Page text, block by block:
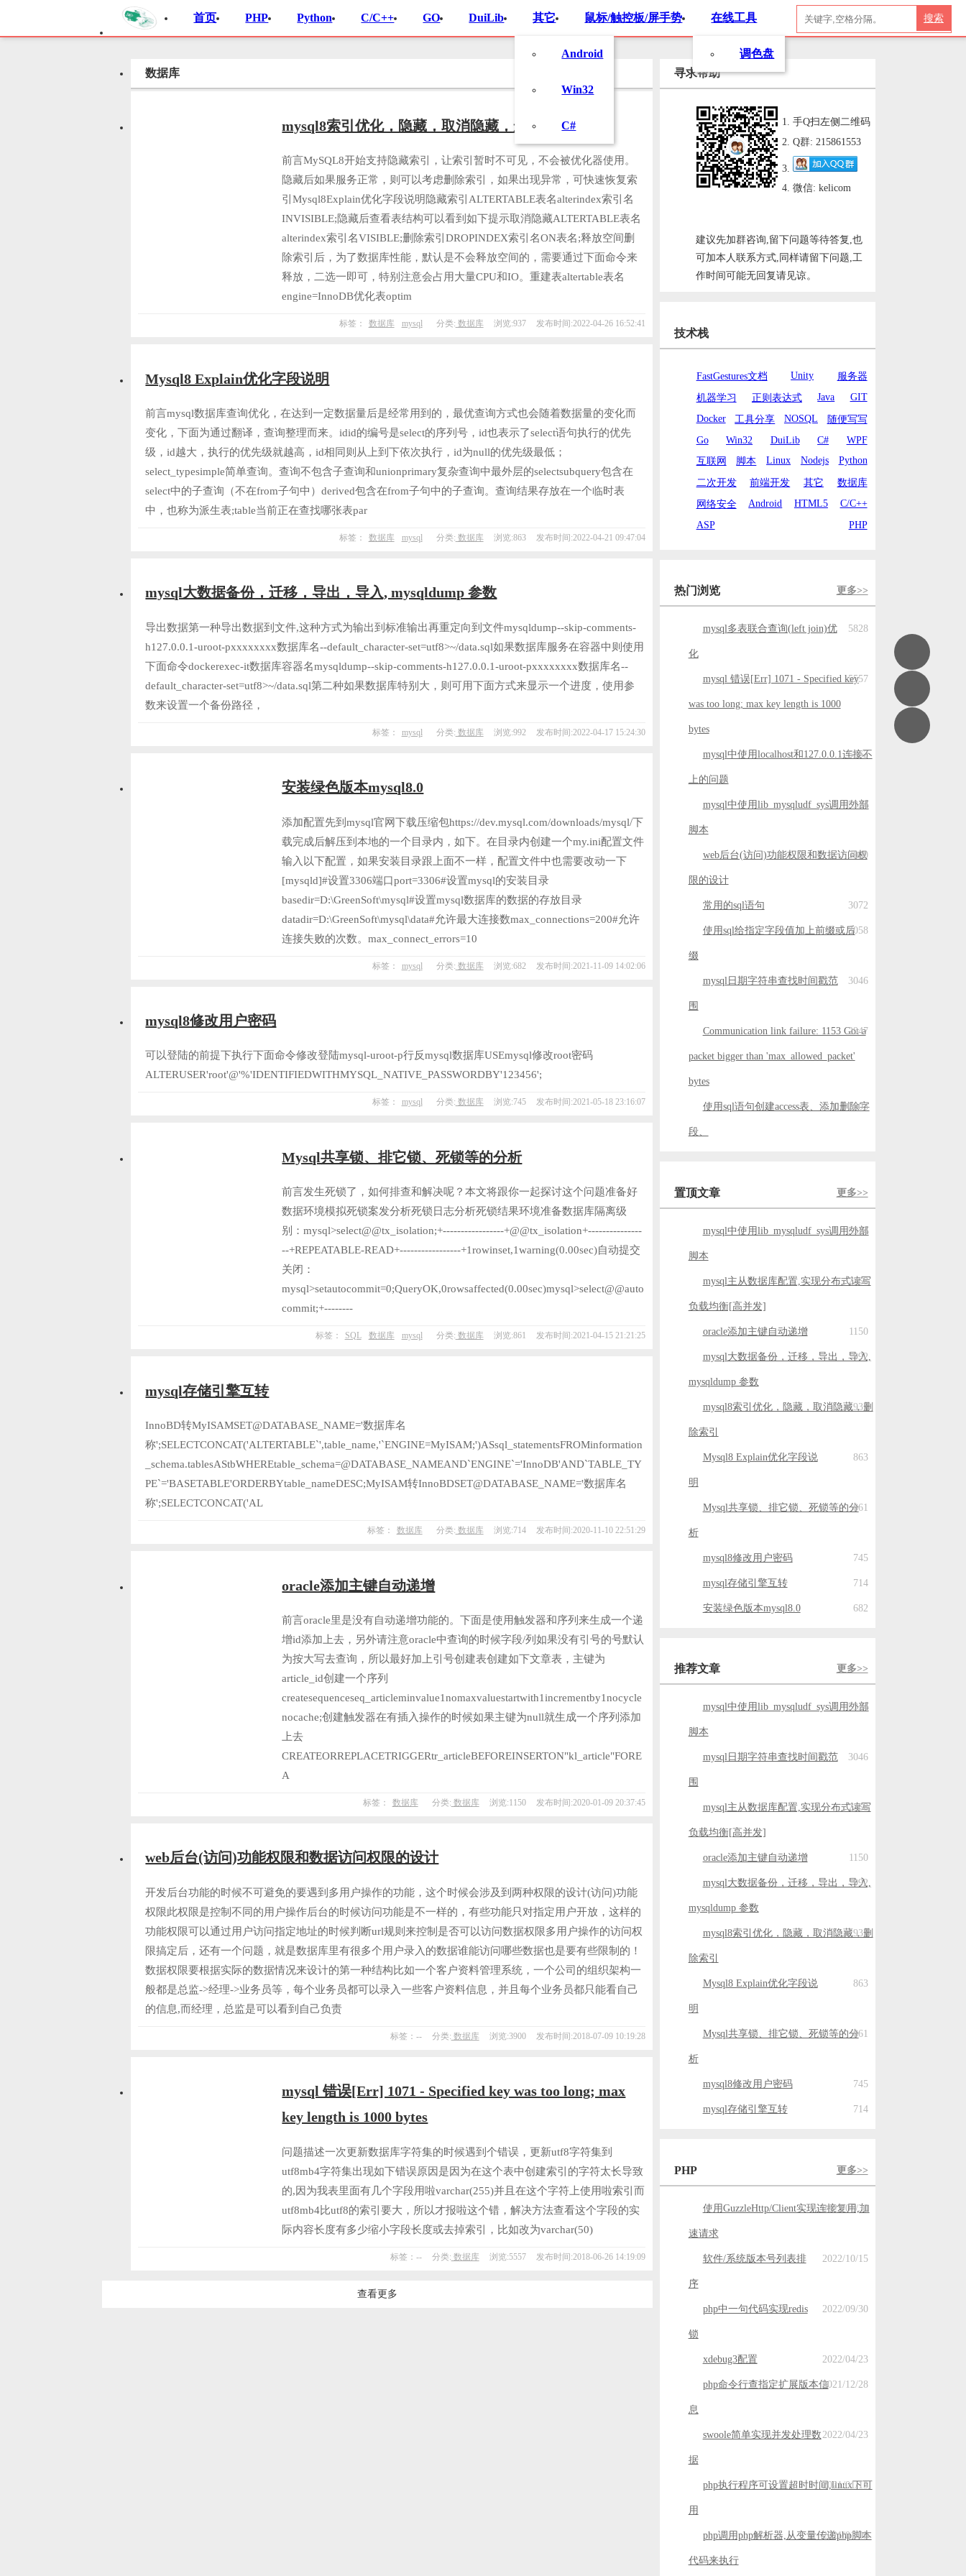
首页 PHP Python C/C++ GO DuiLib 其它
Android
Win32
C#
鼠标/触控板/屏手势 在线工具
调色盘
搜索
数据库
mysql8索引优化，隐藏，取消隐藏，删除索引
前言MySQL8开始支持隐藏索引，让索引暂时不可见，不会被优化器使用。
隐藏后如果服务正常，则可以考虑删除索引，如果出现异常，可快速恢复索
引Mysql8Explain优化字段说明隐藏索引ALTERTABLE表名alterindex索引名
INVISIBLE;隐藏后查看表结构可以看到如下提示取消隐藏ALTERTABLE表名
alterindex索引名VISIBLE;删除索引DROPINDEX索引名ON表名;释放空间删
除索引后，为了数据库性能，默认是不会释放空间的，需要通过下面命令来
释放，二选一即可，特别注意会占用大量CPU和IO。重建表altertable表名
engine=InnoDB优化表optim
标签： 数据库 mysql 分类: 数据库 浏览:937 发布时间:2022-04-26 16:52:41
Mysql8 Explain优化字段说明
前言mysql数据库查询优化，在达到一定数据量后是经常用到的，最优查询方式也会随着数据量的变化而
变化，下面为通过翻译，查询整理而来。idid的编号是select的序列号，id也表示了select语句执行的优先
级，id越大，执行的优先级就越高，id相同则从上到下依次执行，id为null的优先级最低；
select_typesimple简单查询。查询不包含子查询和unionprimary复杂查询中最外层的selectsubquery包含在
select中的子查询（不在from子句中）derived包含在from子句中的子查询。查询结果存放在一个临时表
中，也称为派生表;table当前正在查找哪张表par
标签： 数据库 mysql 分类: 数据库 浏览:863 发布时间:2022-04-21 09:47:04
mysql大数据备份，迁移，导出，导入, mysqldump 参数
导出数据第一种导出数据到文件,这种方式为输出到标准输出再重定向到文件mysqldump--skip-comments-
h127.0.0.1-uroot-pxxxxxxxx数据库名--default_character-set=utf8>~/data.sql如果数据库服务在容器中则使用
下面命令dockerexec-it数据库容器名mysqldump--skip-comments-h127.0.0.1-uroot-pxxxxxxxx数据库名--
default_character-set=utf8>~/data.sql第二种如果数据库特别大，则可用下面方式来显示一个进度，使用参
数来设置一个备份路径，
标签： mysql 分类: 数据库 浏览:992 发布时间:2022-04-17 15:24:30
安装绿色版本mysql8.0
添加配置先到mysql官网下载压缩包https://dev.mysql.com/downloads/mysql/下
载完成后解压到本地的一个目录内，如下。在目录内创建一个my.ini配置文件
输入以下配置，如果安装目录跟上面不一样，配置文件中也需要改动一下
[mysqld]#设置3306端口port=3306#设置mysql的安装目录
basedir=D:\GreenSoft\mysql#设置mysql数据库的数据的存放目录
datadir=D:\GreenSoft\mysql\data#允许最大连接数max_connections=200#允许
连接失败的次数。max_connect_errors=10
标签： mysql 分类: 数据库 浏览:682 发布时间:2021-11-09 14:02:06
mysql8修改用户密码
可以登陆的前提下执行下面命令修改登陆mysql-uroot-p行反mysql数据库USEmysql修改root密码
ALTERUSER'root'@'%'IDENTIFIEDWITHMYSQL_NATIVE_PASSWORDBY'123456';
标签： mysql 分类: 数据库 浏览:745 发布时间:2021-05-18 23:16:07
Mysql共享锁、排它锁、死锁等的分析
前言发生死锁了，如何排查和解决呢？本文将跟你一起探讨这个问题准备好
数据环境模拟死锁案发分析死锁日志分析死锁结果环境准备数据库隔离级
别：mysql>select@@tx_isolation;+-----------------+@@tx_isolation+---------------
--+REPEATABLE-READ+-----------------+1rowinset,1warning(0.00sec)自动提交
关闭：
mysql>setautocommit=0;QueryOK,0rowsaffected(0.00sec)mysql>select@@auto
commit;+--------
标签： SQL 数据库 mysql 分类: 数据库 浏览:861 发布时间:2021-04-15 21:21:25
mysql存储引擎互转
InnoBD转MyISAMSET@DATABASE_NAME='数据库名
称';SELECTCONCAT('ALTERTABLE`',table_name,'`ENGINE=MyISAM;')ASsql_statementsFROMinformation
_schema.tablesAStbWHEREtable_schema=@DATABASE_NAMEAND`ENGINE`='InnoDB'AND`TABLE_TY
PE`='BASETABLE'ORDERBYtable_nameDESC;MyISAM转InnoBDSET@DATABASE_NAME='数据库名
称';SELECTCONCAT('AL
标签： 数据库 分类: 数据库 浏览:714 发布时间:2020-11-10 22:51:29
oracle添加主键自动递增
前言oracle里是没有自动递增功能的。下面是使用触发器和序列来生成一个递
增id添加上去，另外请注意oracle中查询的时候字段/列如果没有引号的号默认
为按大写去查询，所以最好加上引号创建表创建如下文章表，主键为
article_id创建一个序列
createsequenceseq_articleminvalue1nomaxvaluestartwith1incrementby1nocycle
nocache;创建触发器在有插入操作的时候如果主键为null就生成一个序列添加
上去
CREATEORREPLACETRIGGERtr_articleBEFOREINSERTON"kl_article"FORE
A
标签： 数据库 分类: 数据库 浏览:1150 发布时间:2020-01-09 20:37:45
web后台(访问)功能权限和数据访问权限的设计
开发后台功能的时候不可避免的要遇到多用户操作的功能，这个时候会涉及到两种权限的设计(访问)功能
权限此权限是控制不同的用户操作后台的时候访问功能是不一样的，有些功能只对指定用户开放，这样的
功能权限可以通过用户访问指定地址的时候判断url规则来控制是否可以访问数据权限多用户操作的访问权
限搞定后，还有一个问题，就是数据库里有很多个用户录入的数据谁能访问哪些数据也是要有些限制的！
数据权限要根据实际的数据情况来设计的第一种结构比如一个客户资料管理系统，一个公司的组织架构一
般都是总监->经理->业务员等，每个业务员都可以录入一些客户资料信息，并且每个业务员都只能看自己
的信息,而经理，总监是可以看到自己负责
标签：-- 分类: 数据库 浏览:3900 发布时间:2018-07-09 10:19:28
mysql 错误[Err] 1071 - Specified key was too long; max
key length is 1000 bytes
问题描述一次更新数据库字符集的时候遇到个错误，更新utf8字符集到
utf8mb4字符集出现如下错误原因是因为在这个表中创建索引的字符太长导致
的,因为我表里面有几个字段用啦varchar(255)并且在这个字符上使用啦索引而
utf8mb4比utf8的索引要大，所以才报啦这个错，解决方法查看这个字段的实
际内容长度有多少缩小字段长度或去掉索引，比如改为varchar(50)
标签：-- 分类: 数据库 浏览:5557 发布时间:2018-06-26 14:19:09
查看更多
寻求帮助
手Q扫左侧二维码
Q群: 215861553
微信: kelicom
建议先加群咨询,留下问题等待答复,也
可加本人联系方式,同样请留下问题,工
作时间可能无回复请见谅。
技术栈
FastGestures文档 Unity
服务器
机器学习
正则表达式 Java
GIT
Docker
工具分享 NOSQL
随便写写
Go
Win32 DuiLib C#
WPF
互联网
脚本 Linux Nodejs Python
二次开发 前端开发 其它
数据库
网络安全
Android HTML5
C/C++
ASP
PHP
热门浏览 更多>>
mysql多表联合查询(left join)优
化
5828
mysql 错误[Err] 1071 - Specified key
was too long; max key length is 1000
bytes
5557
mysql中使用localhost和127.0.0.1连接不
上的问题
5362
mysql中使用lib_mysqludf_sys调用外部
脚本
5334
web后台(访问)功能权限和数据访问权
限的设计
3900
常用的sql语句 3072
使用sql给指定字段值加上前缀或后
缀
3058
mysql日期字符串查找时间戳范
围
3046
Communication link failure: 1153 Got a
packet bigger than 'max_allowed_packet'
bytes
2947
使用sql语句创建access表、添加删除字
段、
2903
置顶文章 更多>>
mysql中使用lib_mysqludf_sys调用外部
脚本
5334
mysql主从数据库配置,实现分布式读写
负载均衡[高并发]
2368
oracle添加主键自动递增 1150
mysql大数据备份，迁移，导出，导入,
mysqldump 参数
992
mysql8索引优化，隐藏，取消隐藏，删
除索引
937
Mysql8 Explain优化字段说
明
863
Mysql共享锁、排它锁、死锁等的分
析
861
mysql8修改用户密码 745
mysql存储引擎互转 714
安装绿色版本mysql8.0 682
推荐文章 更多>>
mysql中使用lib_mysqludf_sys调用外部
脚本
5334
mysql日期字符串查找时间戳范
围
3046
mysql主从数据库配置,实现分布式读写
负载均衡[高并发]
2368
oracle添加主键自动递增 1150
mysql大数据备份，迁移，导出，导入,
mysqldump 参数
992
mysql8索引优化，隐藏，取消隐藏，删
除索引
937
Mysql8 Explain优化字段说
明
863
Mysql共享锁、排它锁、死锁等的分
析
861
mysql8修改用户密码 745
mysql存储引擎互转 714
PHP 更多>>
使用GuzzleHttp/Client实现连接复用,加
速请求
2023/05/30
软件/系统版本号列表排
序
2022/10/15
php中一句代码实现redis
锁
2022/09/30
xdebug3配置 2022/04/23
php命令行查指定扩展版本信
息
2021/12/28
swoole简单实现并发处理数
据
2022/04/23
php执行程序可设置超时时间,linux下可
用
2021/01/15
php调用php解析器,从变量传递php脚本
代码来执行
2021/01/09